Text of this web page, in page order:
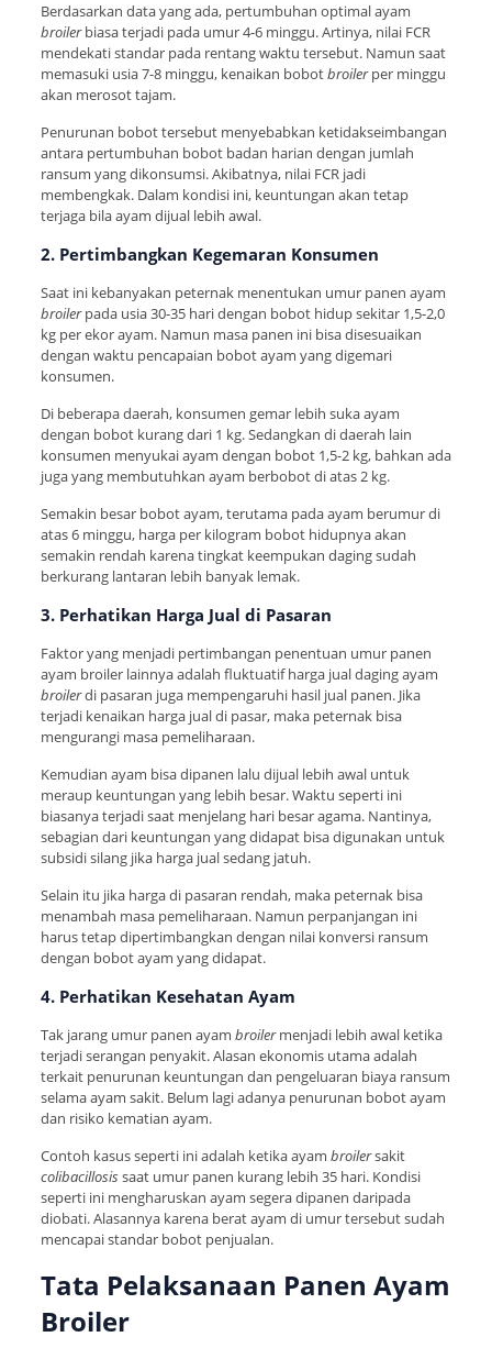
Berdasarkan data yang ada, pertumbuhan optimal ayam
broilerbiasa terjadi pada umur 4-6 minggu. Artinya, nilai FCR
mendekati standar pada rentang waktu tersebut. Namun saat
memasuki usia 7-8 minggu, kenaikan bobotbroilerper minggu
akan merosot tajam.
Penurunan bobot tersebut menyebabkan ketidakseimbangan
antara pertumbuhan bobot badan harian dengan jumlah
ransum yang dikonsumsi. Akibatnya, nilai FCR jadi
membengkak. Dalam kondisi ini, keuntungan akan tetap
terjaga bila ayam dijual lebih awal.
2. Pertimbangkan Kegemaran Konsumen
Saat ini kebanyakan peternak menentukan umur panen ayam
broilerpada usia 30-35 hari dengan bobot hidup sekitar 1,5-2,0
kg per ekor ayam. Namun masa panen ini bisa disesuaikan
dengan waktu pencapaian bobot ayam yang digemari
konsumen.
Di beberapa daerah, konsumen gemar lebih suka ayam
dengan bobot kurang dari 1 kg. Sedangkan di daerah lain
konsumen menyukai ayam dengan bobot 1,5-2 kg, bahkan ada
juga yang membutuhkan ayam berbobot di atas 2 kg.
Semakin besar bobot ayam, terutama pada ayam berumur di
atas 6 minggu, harga per kilogram bobot hidupnya akan
semakin rendah karena tingkat keempukan daging sudah
berkurang lantaran lebih banyak lemak.
3. Perhatikan Harga Jual di Pasaran
Faktor yang menjadi pertimbangan penentuan umur panen
ayam broiler lainnya adalah fluktuatif harga jual daging ayam
broilerdi pasaran juga mempengaruhi hasil jual panen. Jika
terjadi kenaikan harga jual di pasar, maka peternak bisa
mengurangi masa pemeliharaan.
Kemudian ayam bisa dipanen lalu dijual lebih awal untuk
meraup keuntungan yang lebih besar. Waktu seperti ini
biasanya terjadi saat menjelang hari besar agama. Nantinya,
sebagian dari keuntungan yang didapat bisa digunakan untuk
subsidi silang jika harga jual sedang jatuh.
Selain itu jika harga di pasaran rendah, maka peternak bisa
menambah masa pemeliharaan. Namun perpanjangan ini
harus tetap dipertimbangkan dengan nilai konversi ransum
dengan bobot ayam yang didapat.
4. Perhatikan Kesehatan Ayam
Tak jarang umur panen ayam broilermenjadi lebih awal ketika
terjadi serangan penyakit. Alasan ekonomis utama adalah
terkait penurunan keuntungan dan pengeluaran biaya ransum
selama ayam sakit. Belum lagi adanya penurunan bobot ayam
dan risiko kematian ayam.
Contoh kasus seperti ini adalah ketika ayam broilersakit
colibacillosis saat umur panen kurang lebih 35 hari. Kondisi
seperti ini mengharuskan ayam segera dipanen daripada
diobati. Alasannya karena berat ayam di umur tersebut sudah
mencapai standar bobot penjualan.
Tata Pelaksanaan Panen Ayam
Broiler